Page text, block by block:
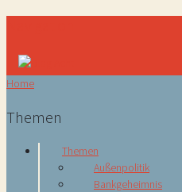
Home
Themen
Themen
Außenpolitik
Bankgeheimnis